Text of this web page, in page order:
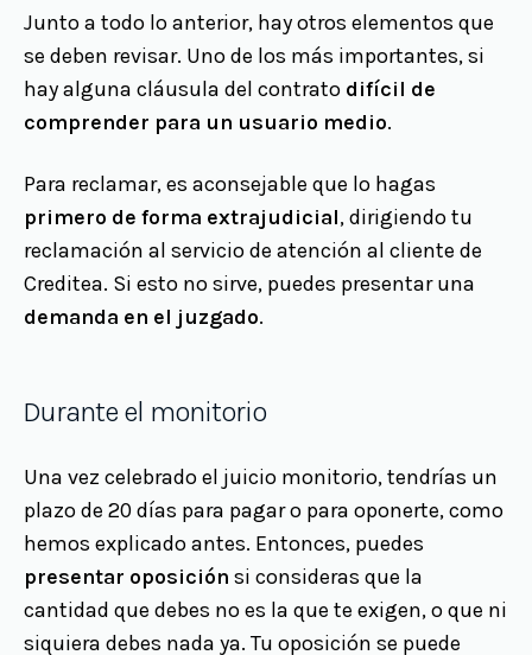
Junto a todo lo anterior, hay otros elementos que
se deben revisar. Uno de los más importantes, si
hay alguna cláusula del contrato difícil de
comprender para un usuario medio.
Para reclamar, es aconsejable que lo hagas
primero de forma extrajudicial, dirigiendo tu
reclamación al servicio de atención al cliente de
Creditea. Si esto no sirve, puedes presentar una
demanda en el juzgado.
Durante el monitorio
Una vez celebrado el juicio monitorio, tendrías un
plazo de 20 días para pagar o para oponerte, como
hemos explicado antes. Entonces, puedes
presentar oposición si consideras que la
cantidad que debes no es la que te exigen, o que ni
siquiera debes nada ya. Tu oposición se puede